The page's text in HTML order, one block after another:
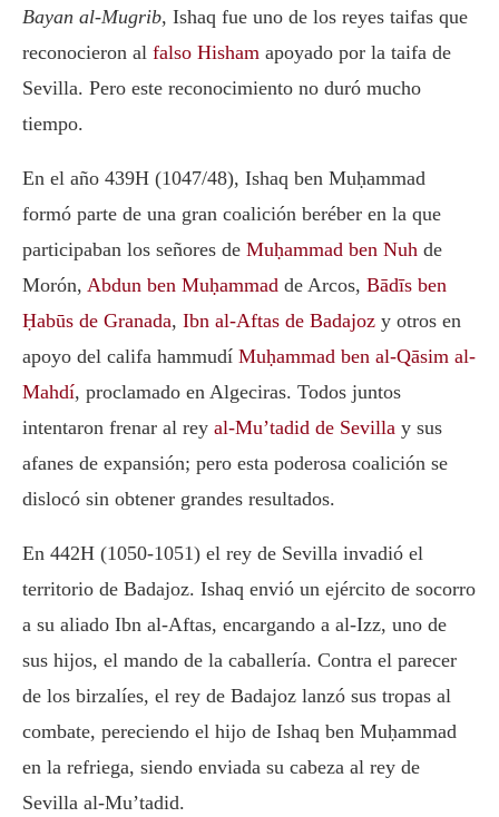
Bayan al-Mugrib, Ishaq fue uno de los reyes taifas que
reconocieron al falso Hisham apoyado por la taifa de
Sevilla. Pero este reconocimiento no duró mucho
tiempo.
En el año 439H (1047/48), Ishaq ben Muḥammad
formó parte de una gran coalición beréber en la que
participaban los señores de Muḥammad ben Nuh de
Morón, Abdun ben Muḥammad de Arcos, Bādīs ben
Ḥabūs de Granada, Ibn al-Aftas de Badajoz y otros en
apoyo del califa hammudí Muḥammad ben al-Qāsim al-
Mahdí, proclamado en Algeciras. Todos juntos
intentaron frenar al rey al-Mu’tadid de Sevilla y sus
afanes de expansión; pero esta poderosa coalición se
dislocó sin obtener grandes resultados.
En 442H (1050-1051) el rey de Sevilla invadió el
territorio de Badajoz. Ishaq envió un ejército de socorro
a su aliado Ibn al-Aftas, encargando a al-Izz, uno de
sus hijos, el mando de la caballería. Contra el parecer
de los birzalíes, el rey de Badajoz lanzó sus tropas al
combate, pereciendo el hijo de Ishaq ben Muḥammad
en la refriega, siendo enviada su cabeza al rey de
Sevilla al-Mu’tadid.